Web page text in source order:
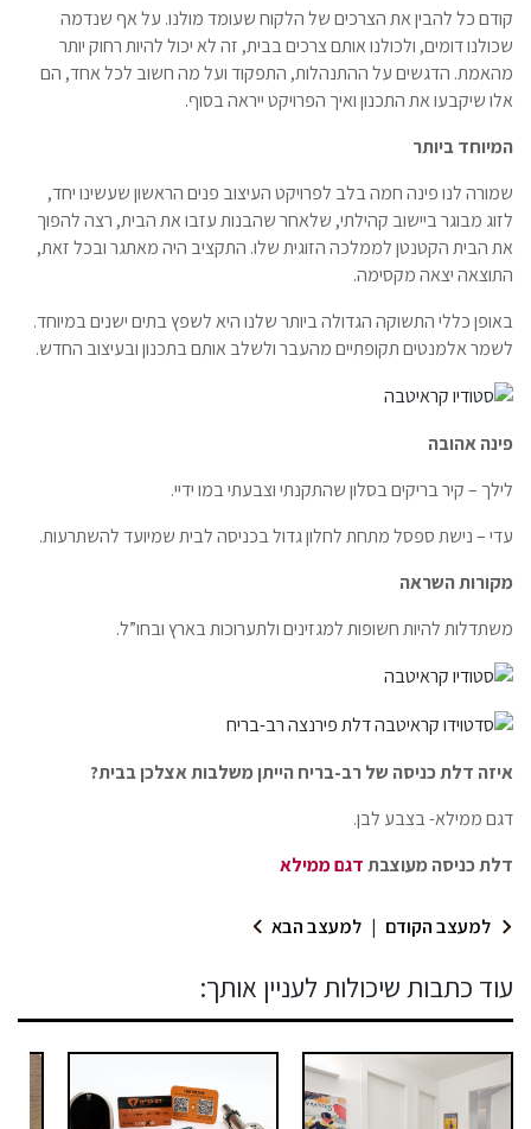
קודם כל להבין את הצרכים של הלקוח שעומד מולנו. על אף שנדמה
שכולנו דומים, ולכולנו אותם צרכים בבית, זה לא יכול להיות רחוק יותר
מהאמת. הדגשים על ההתנהלות, התפקוד ועל מה חשוב לכל אחד, הם
אלו שיקבעו את התכנון ואיך הפרויקט ייראה בסוף.
המיוחד ביותר
שמורה לנו פינה חמה בלב לפרויקט העיצוב פנים הראשון שעשינו יחד,
לזוג מבוגר ביישוב קהילתי, שלאחר שהבנות עזבו את הבית, רצה להפוך
את הבית הקטנטן לממלכה הזוגית שלו. התקציב היה מאתגר ובכל זאת,
התוצאה יצאה מקסימה.
באופן כללי התשוקה הגדולה ביותר שלנו היא לשפץ בתים ישנים במיוחד.
לשמר אלמנטים תקופתיים מהעבר ולשלב אותם בתכנון ובעיצוב החדש.
פינה אהובה
לילך – קיר בריקים בסלון שהתקנתי וצבעתי במו ידיי.
עדי – נישת ספסל מתחת לחלון גדול בכניסה לבית שמיועד להשתרעות.
מקורות השראה
משתדלות להיות חשופות למגזינים ולתערוכות בארץ ובחו”ל.
איזה דלת כניסה של רב-בריח הייתן משלבות אצלכן בבית?
דגם ממילא- בצבע לבן.
דלת כניסה מעוצבתדגם ממילא
למעצב הקודם | למעצב הבא
עוד כתבות שיכולות לעניין אותך: